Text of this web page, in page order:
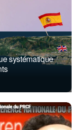
systématique